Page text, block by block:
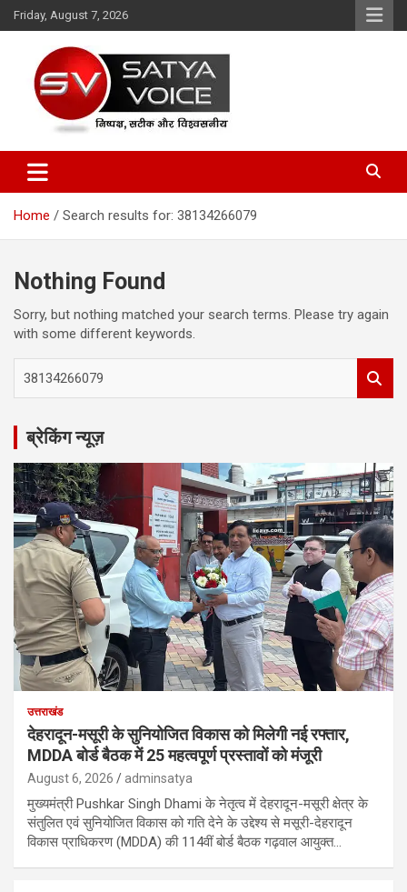
Skip
to
Friday, August 7, 2026
Satya Voice
Home Search results for: 38134266079
Nothing Found
Sorry, but nothing matched your search terms. Please try again
with some different keywords.
r
h
ब्रेकिंग न्यूज़
उत्तराखंड
देहरादून-मसूरी के सुनियोजित विकास को मिलेगी नई रफ्तार,
MDDA बोर्ड बैठक में 25 महत्वपूर्ण प्रस्तावों को मंजूरी
August 6, 2026 adminsatya
मुख्यमंत्री Pushkar Singh Dhami के नेतृत्व में देहरादून-मसूरी क्षेत्र के
संतुलित एवं सुनियोजित विकास को गति देने के उद्देश्य से मसूरी-देहरादून
विकास प्राधिकरण (MDDA) की 114वीं बोर्ड बैठक गढ़वाल आयुक्त…